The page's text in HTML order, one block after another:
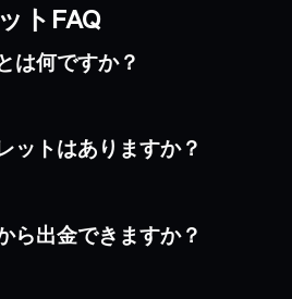
トFAQ
は何ですか？
ットはありますか？
ら出金できますか？